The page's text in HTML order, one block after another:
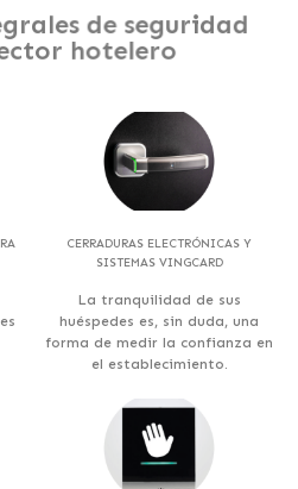
de seguridad
hotelero
CERRADURAS ELECTRÓNICAS Y
SISTEMAS VINGCARD
La tranquilidad de sus
huéspedes es, sin duda, una
forma de medir la confianza en
el establecimiento.